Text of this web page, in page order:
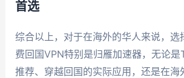
首选
综合以上，对于在海外的华人来说，选
费回国VPN特别是归雁加速器，无论是
推荐、穿越回国的实际应用，还是在海